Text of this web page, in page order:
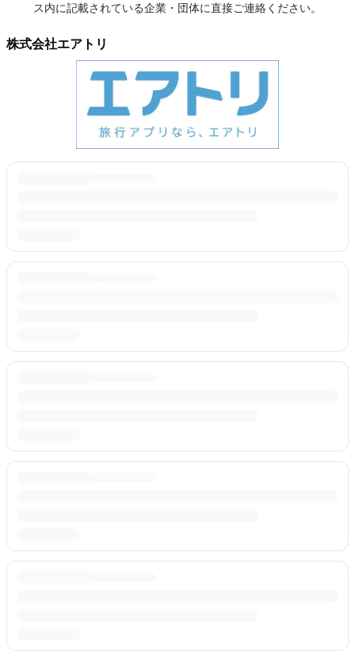
ス内に記載されている企業・団体に直接ご連絡ください。
株式会社エアトリ